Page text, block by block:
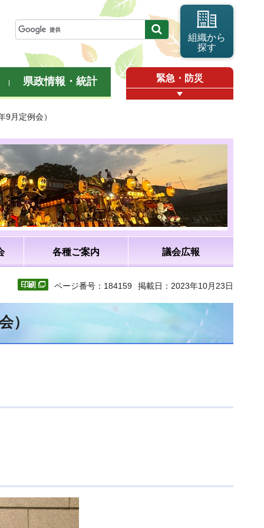
組織から
探す
県政情報・統計 緊急・防災
月定例会）
各種ご案内 議会広報
ページ番号：184159 掲載日：2023年10月23日
）